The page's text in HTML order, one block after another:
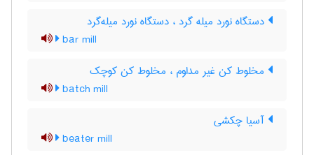
دستگاه نورد میله گرد ، دستگاه نورد میله‌گرد
bar mill
مخلوط کن غیر مداوم ، مخلوط کن کوچک
batch mill
آسیا چکشی
beater mill